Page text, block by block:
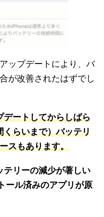
ップデートにより、バ
が改善されたはずでし
デートしてからしばら
くらいまで）バッテリ
スもあります。
テリーの減少が著しい
ール済みのアプリが原